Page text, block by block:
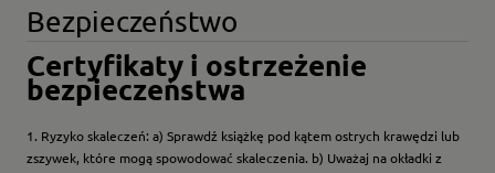
Bezpieczeństwo
Certyfikaty i ostrzeżenie
bezpieczeństwa
1. Ryzyko skaleczeń: a) Sprawdź książkę pod kątem ostrych krawędzi lub
zszywek, które mogą spowodować skaleczenia. b) Uważaj na okładki z